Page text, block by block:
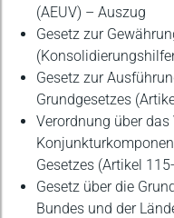
(AEUV) – Auszug
Gesetz zur
Gesetz zur
Grundgesetzes
Verordnung über
Gesetzes (Artikel
Gesetz über die
Bundes und der